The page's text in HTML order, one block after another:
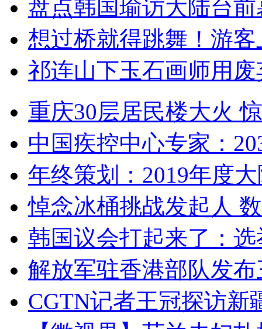
盘点韩国瑜访大陆台
想过桥就得跳舞！游客
祁连山下玉石画师用
重庆30层居民楼大火
中国疾控中心专家：
年终策划：2019年度
悼念冰桶挑战发起人
韩国议会打起来了：
解放军驻香港部队发
CGTN记者王冠探访新